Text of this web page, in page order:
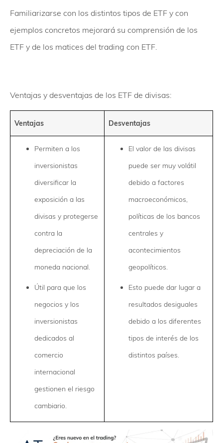
Familiarizarse con los distintos tipos de ETF y con
ejemplos concretos mejorará su comprensión de los
ETF y de los matices del trading con ETF.
Ventajas y desventajas de los ETF de divisas:
Ventajas Desventajas
Permiten a los
inversionistas
diversificar la
exposición a las
divisas y protegerse
contra la
depreciación de la
moneda nacional.
Útil para que los
negocios y los
inversionistas
dedicados al
comercio
internacional
gestionen el riesgo
cambiario.
El valor de las divisas
puede ser muy volátil
debido a factores
macroeconómicos,
políticas de los bancos
centrales y
acontecimientos
geopolíticos.
Esto puede dar lugar a
resultados desiguales
debido a los diferentes
tipos de interés de los
distintos países.